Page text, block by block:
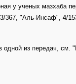
у ученых мазхаба
367, "Аль-Инсаф", 4/
одной из передач, см.